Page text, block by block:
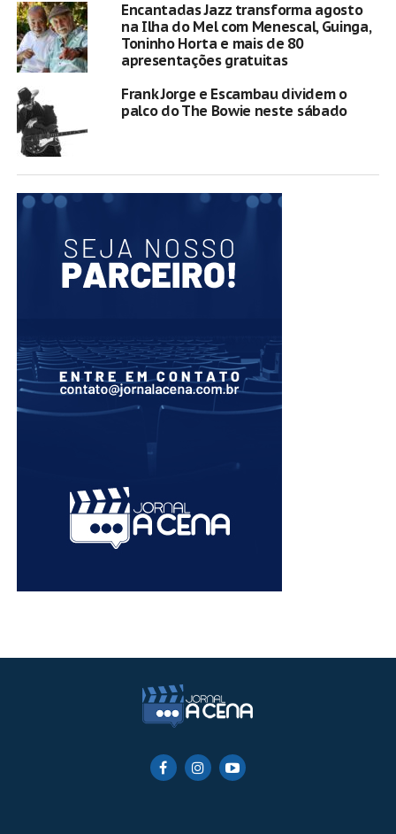
Encantadas Jazz transforma agosto
na Ilha do Mel com Menescal, Guinga,
Toninho Horta e mais de 80
apresentações gratuitas
Frank Jorge e Escambau dividem o
palco do The Bowie neste sábado